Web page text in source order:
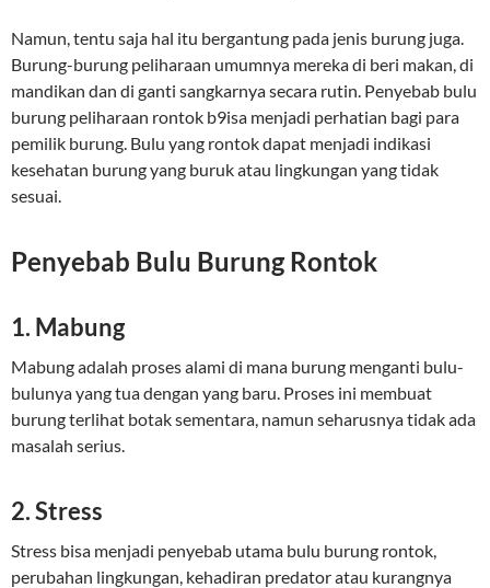
Namun, tentu saja hal itu bergantung pada jenis burung juga.
Burung-burung peliharaan umumnya mereka di beri makan, di
mandikan dan di ganti sangkarnya secara rutin. Penyebab bulu
burung peliharaan rontok b9isa menjadi perhatian bagi para
pemilik burung. Bulu yang rontok dapat menjadi indikasi
kesehatan burung yang buruk atau lingkungan yang tidak
sesuai.
Penyebab Bulu Burung Rontok
1. Mabung
Mabung adalah proses alami di mana burung menganti bulu-
bulunya yang tua dengan yang baru. Proses ini membuat
burung terlihat botak sementara, namun seharusnya tidak ada
masalah serius.
2. Stress
Stress bisa menjadi penyebab utama bulu burung rontok,
perubahan lingkungan, kehadiran predator atau kurangnya